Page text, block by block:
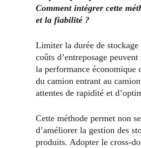
Comment intégrer cette
et la fiabilité ?
Limiter la durée de
coûts d’entreposage
la performance économique
du camion entrant au
attentes de rapidité et
Cette méthode permet non
d’améliorer la gestion des
produits. Adopter le cross-